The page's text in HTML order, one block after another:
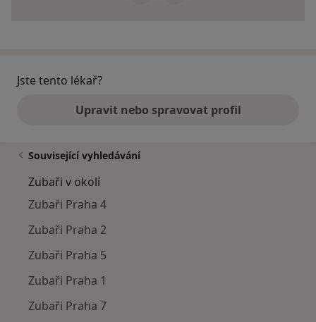
Jste tento lékař?
Upravit nebo spravovat profil
Související vyhledávání
Zubaři v okolí
Zubaři Praha 4
Zubaři Praha 2
Zubaři Praha 5
Zubaři Praha 1
Zubaři Praha 7